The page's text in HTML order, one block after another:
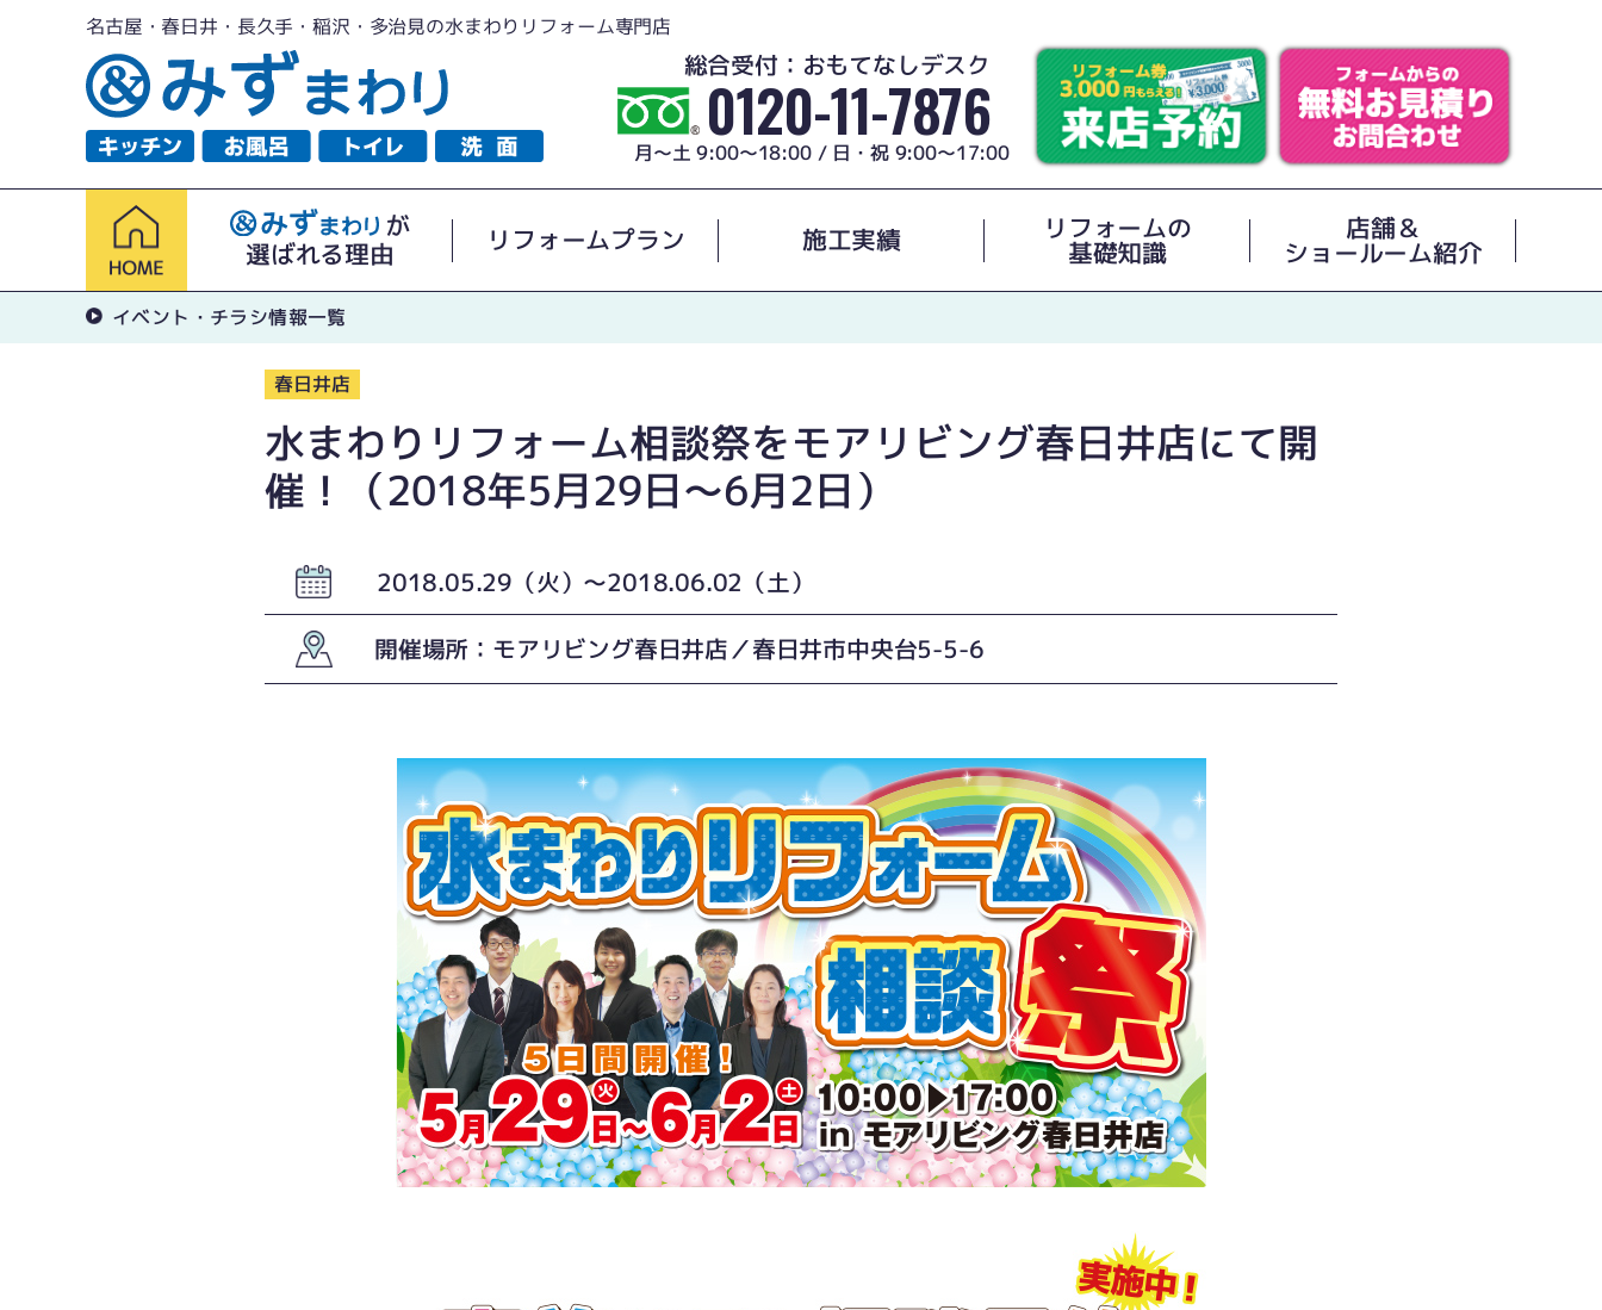
名古屋・春日井・長久手・稲沢・多治見の水まわりリフォーム専門店
総合受付：おもてなしデスク
0120-11-7876
月～土 9:00～18:00 / 日・祝 9:00～17:00
が
選ばれる理由
リフォームプラン 施工実績 リフォームの
基礎知識
店舗＆
ショールーム紹介
イベント・チラシ情報一覧
春日井店
水まわりリフォーム相談祭をモアリビング春日井店にて開
催！（2018年5月29日〜6月2日）
2018.05.29（火）〜2018.06.02（土）
開催場所：モアリビング春日井店／春日井市中央台5-5-6